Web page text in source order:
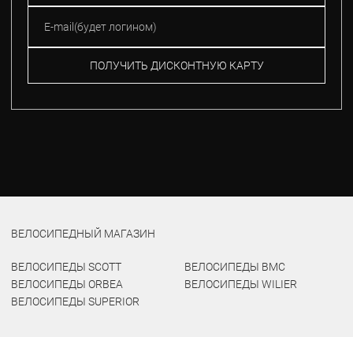
ПОЛУЧИТЬ ДИСКОНТНУЮ КАРТУ
ВЕЛОСИПЕДНЫЙ МАГАЗИН
ВЕЛОСИПЕДЫ SCOTT
ВЕЛОСИПЕДЫ ORBEA
ВЕЛОСИПЕДЫ SUPERIOR
ВЕЛОСИПЕДЫ BMC
ВЕЛОСИПЕДЫ WILIER